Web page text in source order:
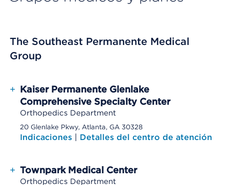
The Southeast Permanente Medical
Group
+ Kaiser Permanente Glenlake
Comprehensive Specialty Center
Orthopedics Department
20 Glenlake Pkwy, Atlanta, GA 30328
Indicaciones | Detalles del centro de atención
+ Townpark Medical Center
Orthopedics Department